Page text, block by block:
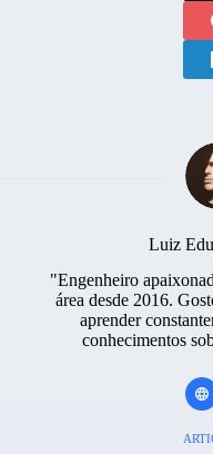
Luiz
"Engenheiro
área desde 2016.
aprender
conhecimentos